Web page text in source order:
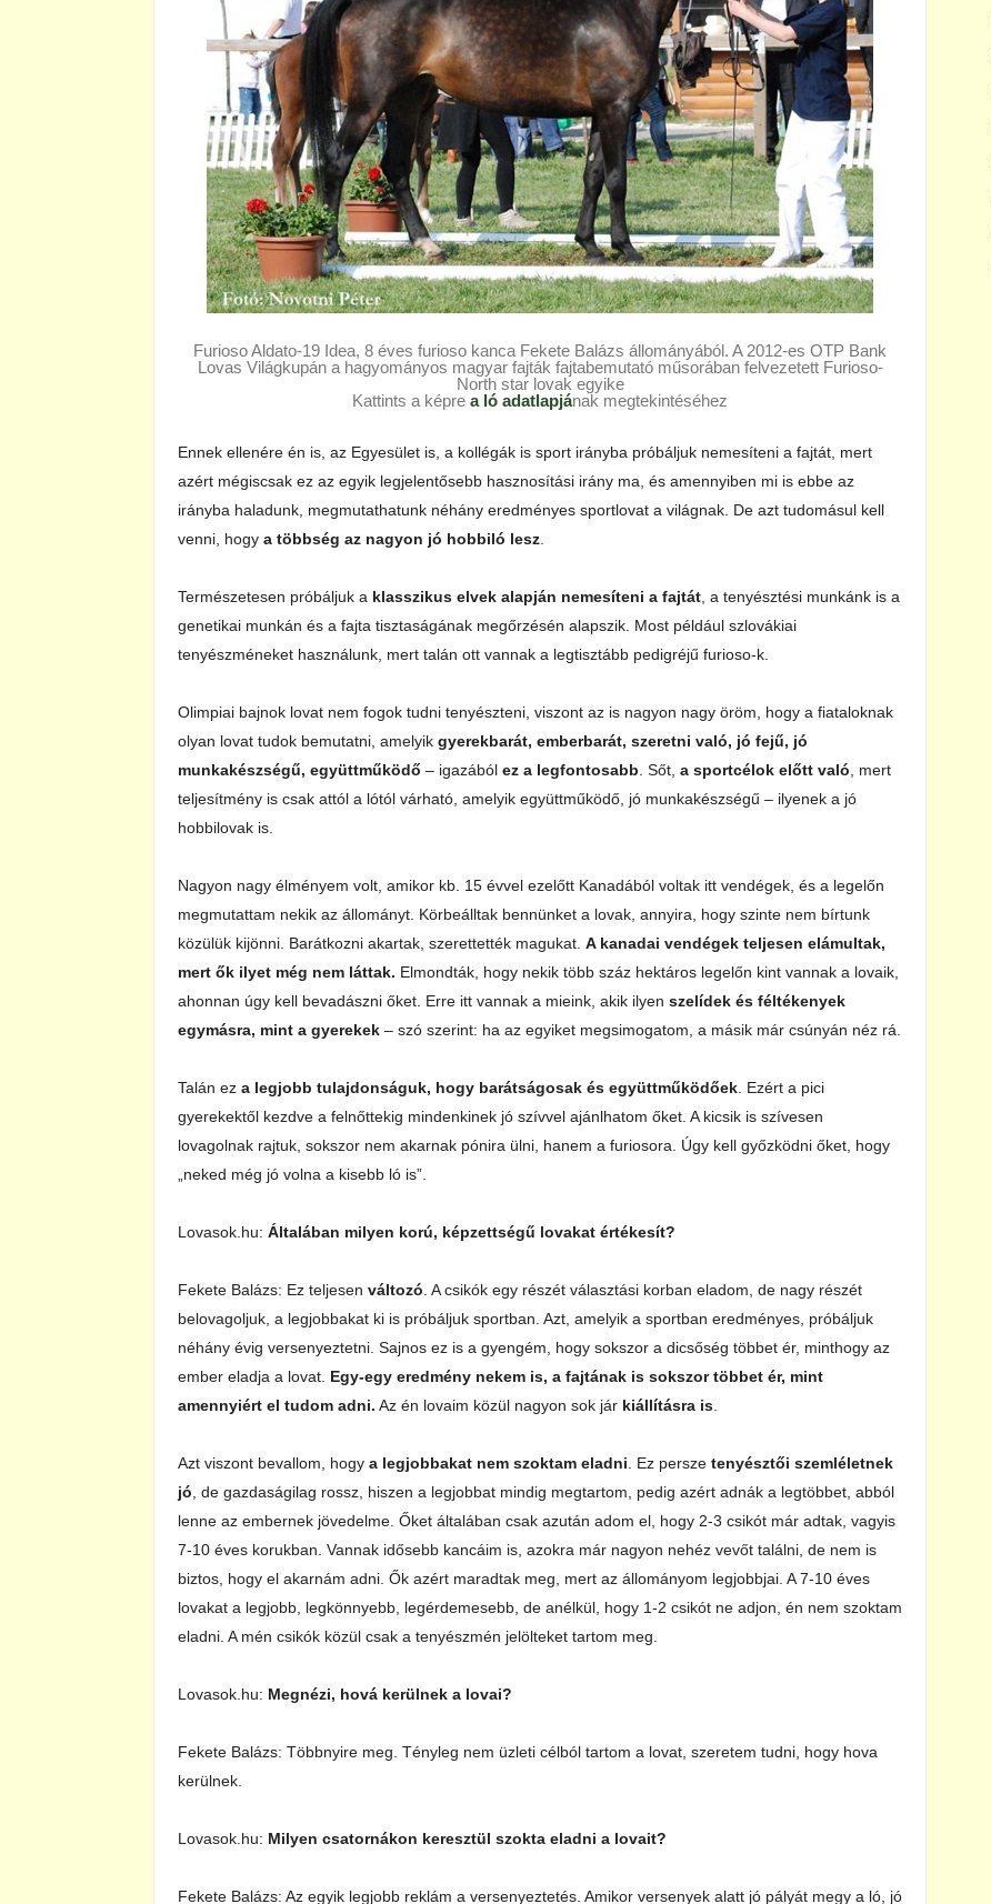
Furioso Aldato-19 Idea, 8 éves furioso kanca Fekete Balázs állományából. A 2012-es OTP Bank
Lovas Világkupán a hagyományos magyar fajták fajtabemutató műsorában felvezetett Furioso-
North star lovak egyike
Kattints a képre a ló adatlapjának megtekintéséhez
Ennek ellenére én is, az Egyesület is, a kollégák is sport irányba próbáljuk nemesíteni a fajtát, mert
azért mégiscsak ez az egyik legjelentősebb hasznosítási irány ma, és amennyiben mi is ebbe az
irányba haladunk, megmutathatunk néhány eredményes sportlovat a világnak. De azt tudomásul kell
venni, hogy a többség az nagyon jó hobbiló lesz
Természetesen próbáljuk a klasszikus elvek alapján nemesíteni a fajtát , a tenyésztési munkánk is a
genetikai munkán és a fajta tisztaságának megőrzésén alapszik. Most például szlovákiai
tenyészméneket használunk, mert talán ott vannak a legtisztább pedigréjű furioso-k.
Olimpiai bajnok lovat nem fogok tudni tenyészteni, viszont az is nagyon nagy öröm, hogy a fiataloknak
olyan lovat tudok bemutatni, amelyik gyerekbarát, emberbarát, szeretni való, jó fejű, jó
munkakészségű, együttműködő – igazából ez a legfontosabb . Sőt, a sportcélok előtt való , mert
teljesítmény is csak attól a lótól várható, amelyik együttműködő, jó munkakészségű – ilyenek a jó
hobbilovak is.
Nagyon nagy élményem volt, amikor kb. 15 évvel ezelőtt Kanadából voltak itt vendégek, és a legelőn
megmutattam nekik az állományt. Körbeálltak bennünket a lovak, annyira, hogy szinte nem bírtunk
közülük kijönni. Barátkozni akartak, szerettették magukat. A kanadai vendégek teljesen elámultak,
mert ők ilyet még nem láttak. Elmondták, hogy nekik több száz hektáros legelőn kint vannak a lovaik,
ahonnan úgy kell bevadászni őket. Erre itt vannak a mieink, akik ilyen szelídek és féltékenyek
egymásra, mint a gyerekek – szó szerint: ha az egyiket megsimogatom, a másik már csúnyán néz rá.
Talán ez a legjobb tulajdonságuk, hogy barátságosak és együttműködőek . Ezért a pici
gyerekektől kezdve a felnőttekig mindenkinek jó szívvel ajánlhatom őket. A kicsik is szívesen
lovagolnak rajtuk, sokszor nem akarnak pónira ülni, hanem a furiosora. Úgy kell győzködni őket, hogy
„neked még jó volna a kisebb ló is”.
Lovasok.hu: Általában milyen korú, képzettségű lovakat értékesít?
Fekete Balázs: Ez teljesen változó . A csikók egy részét választási korban eladom, de nagy részét
belovagoljuk, a legjobbakat ki is próbáljuk sportban. Azt, amelyik a sportban eredményes, próbáljuk
néhány évig versenyeztetni. Sajnos ez is a gyengém, hogy sokszor a dicsőség többet ér, minthogy az
ember eladja a lovat. Egy-egy eredmény nekem is, a fajtának is sokszor többet ér, mint
amennyiért el tudom adni. Az én lovaim közül nagyon sok jár kiállításra is
Azt viszont bevallom, hogy a legjobbakat nem szoktam eladni . Ez persze tenyésztői szemléletnek
jó , de gazdaságilag rossz, hiszen a legjobbat mindig megtartom, pedig azért adnák a legtöbbet, abból
lenne az embernek jövedelme. Őket általában csak azután adom el, hogy 2-3 csikót már adtak, vagyis
7-10 éves korukban. Vannak idősebb kancáim is, azokra már nagyon nehéz vevőt találni, de nem is
biztos, hogy el akarnám adni. Ők azért maradtak meg, mert az állományom legjobbjai. A 7-10 éves
lovakat a legjobb, legkönnyebb, legérdemesebb, de anélkül, hogy 1-2 csikót ne adjon, én nem szoktam
eladni. A mén csikók közül csak a tenyészmén jelölteket tartom meg.
Lovasok.hu: Megnézi, hová kerülnek a lovai?
Fekete Balázs: Többnyire meg. Tényleg nem üzleti célból tartom a lovat, szeretem tudni, hogy hova
kerülnek.
Lovasok.hu: Milyen csatornákon keresztül szokta eladni a lovait?
Fekete Balázs: Az egyik legjobb reklám a versenyeztetés. Amikor versenyek alatt jó pályát megy a ló, jó